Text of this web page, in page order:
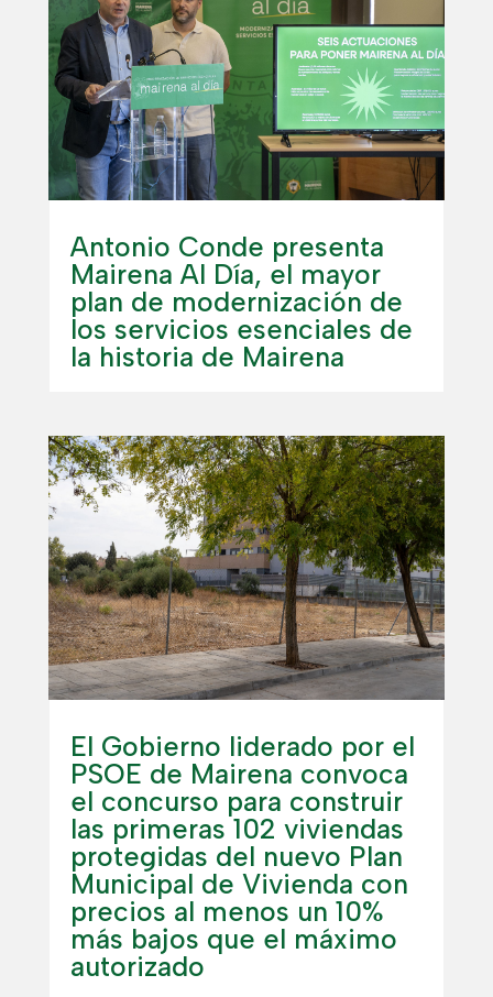
Antonio Conde presenta
Mairena Al Día, el mayor
plan de modernización de
los servicios esenciales de
la historia de Mairena
El Gobierno liderado por el
PSOE de Mairena convoca
el concurso para construir
las primeras 102 viviendas
protegidas del nuevo Plan
Municipal de Vivienda con
precios al menos un 10%
más bajos que el máximo
autorizado